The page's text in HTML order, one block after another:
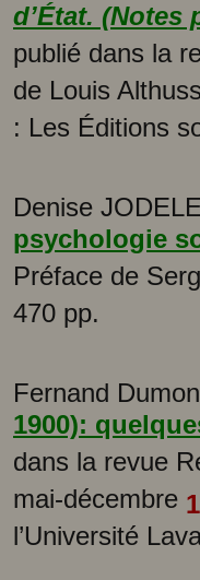
d’État. (Notes
publié dans la
de Louis
: Les Éditions
Denise
psychologie
Préface de
470 pp.
Fernand
1900):
dans la revue
mai-décembre
l’Université